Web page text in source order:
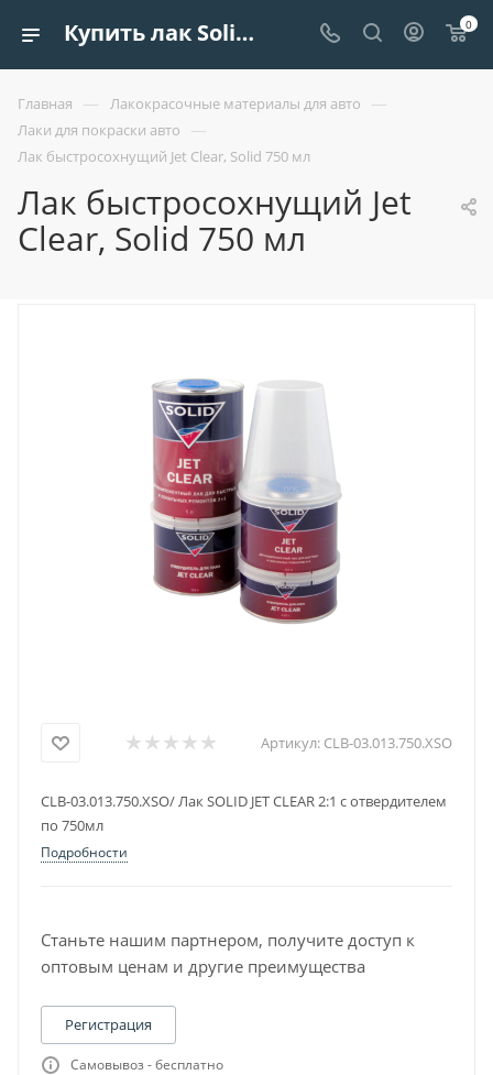
Купить лак Solid jet clear быстросохнущий 750 мл 0
Главная — Лакокрасочные материалы для авто —
Лаки для покраски авто —
Лак быстросохнущий Jet Clear, Solid 750 мл
Лак быстросохнущий Jet
Clear, Solid 750 мл
Артикул: CLB-03.013.750.XSO
CLB-03.013.750.XSO/ Лак SOLID JET CLEAR 2:1 с отвердителем
по 750мл
Подробности
Станьте нашим партнером, получите доступ к
оптовым ценам и другие преимущества
Регистрация
Самовывоз - бесплатно